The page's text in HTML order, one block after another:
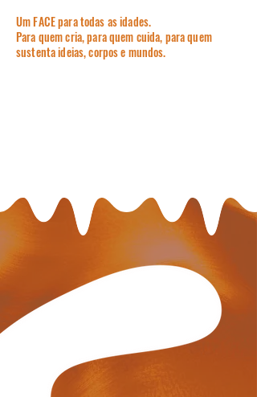
Um FACE para todas as idades.
Para quem cria, para quem cuida, para quem
sustenta ideias, corpos e mundos.